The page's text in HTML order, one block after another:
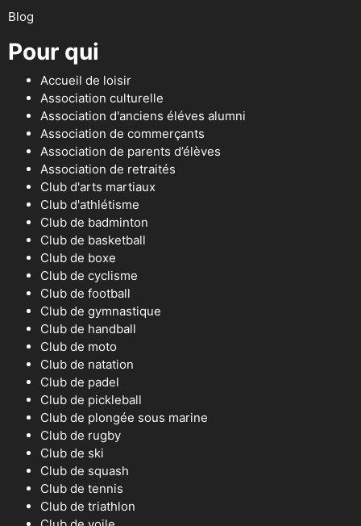
Blog
Pour qui
Accueil de loisir
Association culturelle
Association d'anciens éléves alumni
Association de commerçants
Association de parents d’élèves
Association de retraités
Club d'arts martiaux
Club d'athlétisme
Club de badminton
Club de basketball
Club de boxe
Club de cyclisme
Club de football
Club de gymnastique
Club de handball
Club de moto
Club de natation
Club de padel
Club de pickleball
Club de plongée sous marine
Club de rugby
Club de ski
Club de squash
Club de tennis
Club de triathlon